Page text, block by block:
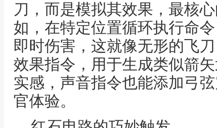
刀，而是模拟其效果，最核
如，在特定位置循环执行命
即时伤害，这就像无形的飞
效果指令，用于生成类似箭
实感，声音指令也能添加弓
官体验。